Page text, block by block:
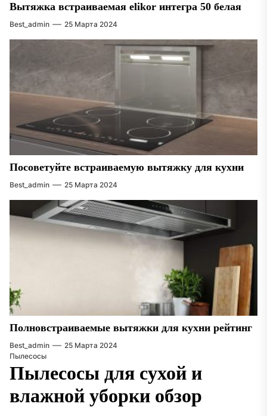
Вытяжка встраиваемая elikor интегра 50 белая
Best_admin 25 Марта 2024
Посоветуйте встраиваемую вытяжку для кухни
Best_admin 25 Марта 2024
Полновстраиваемые вытяжки для кухни рейтинг
Best_admin
25 Марта 2024
Пылесосы
Пылесосы для сухой и
влажной уборки обзор